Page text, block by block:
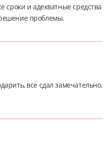
сроки и адекватные средства
проблемы.
все сдал замечательно.